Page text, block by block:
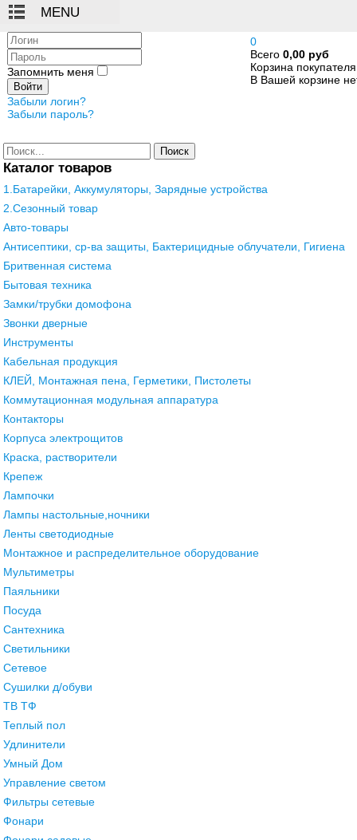
0
Всего 0,00 руб
Корзина покупателя
В Вашей корзине
Логин
Пароль
Запомнить меня
Войти
Забыли логин?
Забыли пароль?
Поиск
Каталог товаров
1.Батарейки, Аккумуляторы, Зарядные устройства
2.Сезонный товар
Авто-товары
Антисептики, ср-ва защиты, Бактерицидные облучатели, Гигиена
Бритвенная система
Бытовая техника
Замки/трубки домофона
Звонки дверные
Инструменты
Кабельная продукция
КЛЕЙ, Монтажная пена, Герметики, Пистолеты
Коммутационная модульная аппаратура
Контакторы
Корпуса электрощитов
Краска, растворители
Крепеж
Лампочки
Лампы настольные,ночники
Ленты светодиодные
Монтажное и распределительное оборудование
Мультиметры
Паяльники
Посуда
Сантехника
Светильники
Сетевое
Сушилки д/обуви
ТВ ТФ
Теплый пол
Удлинители
Умный Дом
Управление светом
Фильтры сетевые
Фонари